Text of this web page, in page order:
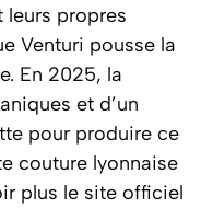
leurs propres
Venturi pousse la
En 2025, la
et d’un
pour produire ce
couture lyonnaise
plus le site officiel